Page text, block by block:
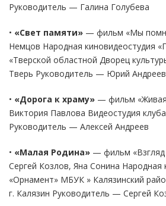
Руководитель — Галина Голубева
• «Свет памяти» — фильм «Мы
Немцов Народная киновидеостудия
«Тверской областной Дворец
Тверь Руководитель — Юрий Андреев
• «Дорога к храму» — фильм
Виктория Павлова Видеостудия
Руководитель — Алексей Андреев
• «Малая Родина» — фильм
Сергей Козлов, Яна Сонина Народная
«Орнамент» МБУК » Калязинский
г. Калязин Руководитель — Сергей